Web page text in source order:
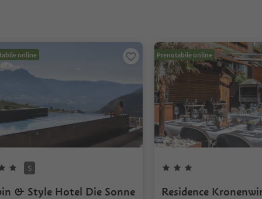
online
S
& Style Hotel Die Sonne
Prenotabile online
Residence